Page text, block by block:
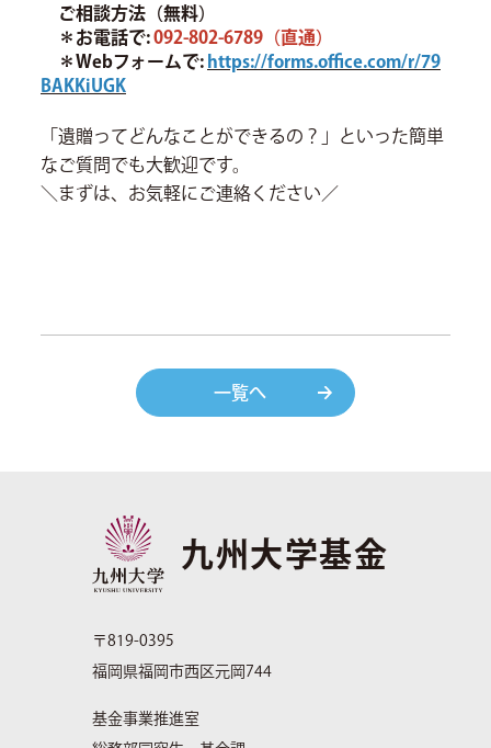
ご相談方法（無料）
＊ お電話で:092-802-6789（直通）
＊Webフォームで: https://forms.office.com/r/79
BAKKiUGK
「遺贈ってどんなことができるの？」といった簡単
なご質問でも大歓迎です。
＼まずは、お気軽にご連絡ください／
一覧へ
九州大学基金
〒819-0395
福岡県福岡市西区元岡744
基金事業推進室